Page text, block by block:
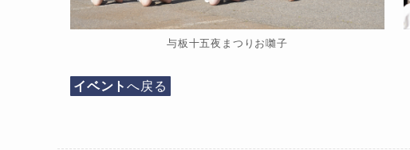
与板十五夜まつりお囃子
イベントへ戻る